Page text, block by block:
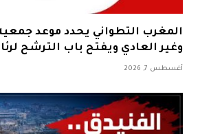
المغرب التطواني يحدد موعد
وغير العادي ويفتح باب الترشح
أغسطس 7, 2026